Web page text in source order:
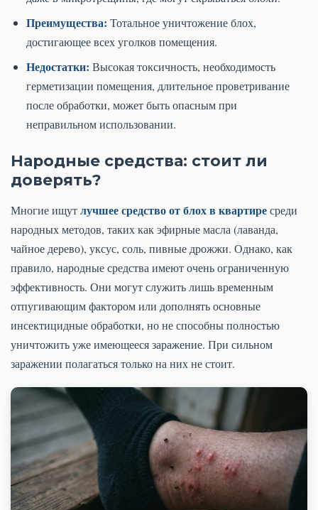
Преимущества: Тотальное уничтожение блох,
достигающее всех уголков помещения.
Недостатки: Высокая токсичность, необходимость
герметизации помещения, длительное проветривание
после обработки, может быть опасным при
неправильном использовании.
Народные средства: стоит ли
доверять?
Многие ищутлучшее средство от блох в квартиресреди
народных методов, таких как эфирные масла (лаванда,
чайное дерево), уксус, соль, пивные дрожжи. Однако, как
правило, народные средства имеют очень ограниченную
эффективность. Они могут служить лишь временным
отпугивающим фактором или дополнять основные
инсектицидные обработки, но не способны полностью
уничтожить уже имеющееся заражение. При сильном
заражении полагаться только на них не стоит.